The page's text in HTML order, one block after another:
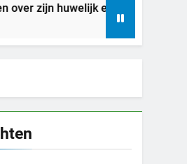
huwelijk en privéleven